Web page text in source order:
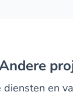
Andere
diensten en